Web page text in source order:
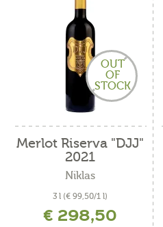
OUT
OF
STOCK
Merlot Riserva "DJJ"
2021
Niklas
3 l (€ 99,50/1 l)
incl. IVA più costi di spedizione
€ 298,50